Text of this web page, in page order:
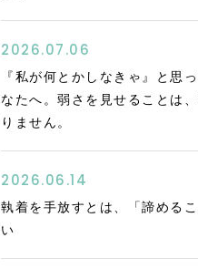
2026.07.06
『私が何とかしなきゃ』と思
なたへ。弱さを見せることは
りません。
2026.06.14
執着を手放すとは、「諦める
い